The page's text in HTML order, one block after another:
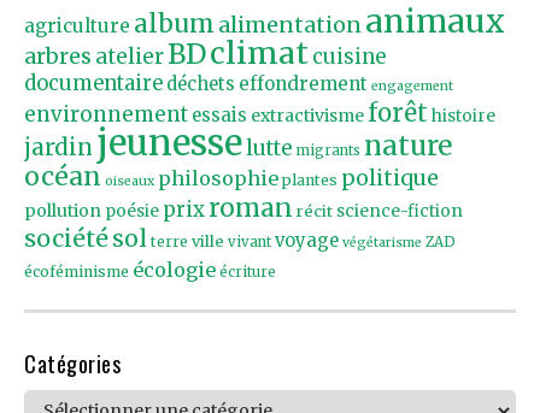
agriculture album alimentationanimaux
arbres atelierBDclimatcuisine
documentaire déchets effondrement engagement
environnement essais extractivisme forêthistoire
jardin jeunesselutte migrants nature
océan oiseaux philosophie plantes politique
pollution poésie prixroman récit science-fiction
sociétésol terre ville vivant voyage végétarisme ZAD
écoféminisme écologie écriture
Catégories
Catégories